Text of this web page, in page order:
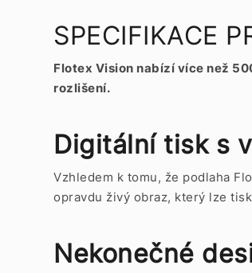
SPECIFIKACE
Flotex Vision nabízí více než
rozlišení.
Digitální tisk s
Vzhledem k tomu, že podlaha
opravdu živý obraz, který lze
Nekonečné